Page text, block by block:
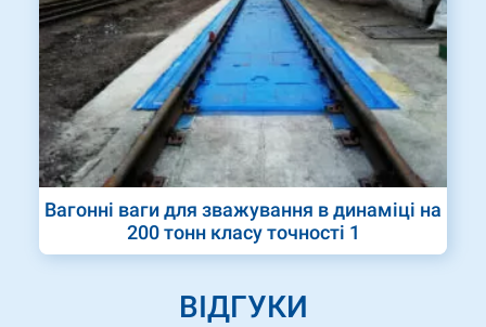
Вагонні ваги для зважування в динаміці на
200 тонн класу точності 1
ВІДГУКИ